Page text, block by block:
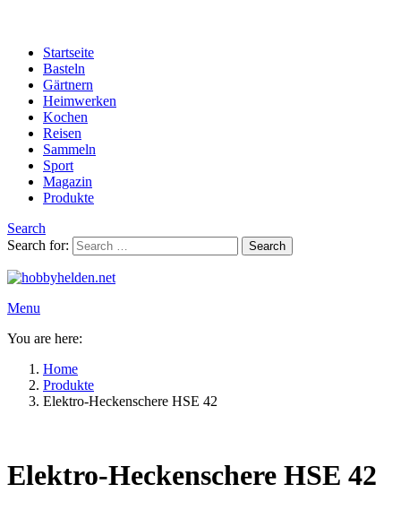
Startseite
Basteln
Gärtnern
Heimwerken
Kochen
Reisen
Sammeln
Sport
Magazin
Produkte
Search
Search for:
Search
Menu
You are here:
Home
Produkte
Elektro-Heckenschere HSE 42
Elektro-Heckenschere HSE 42